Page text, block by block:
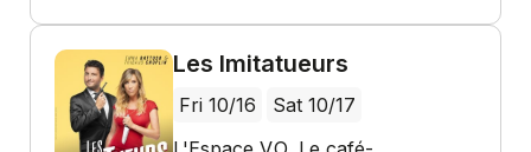
Les Imitatueurs
Fri 10/16
Sat 10/17